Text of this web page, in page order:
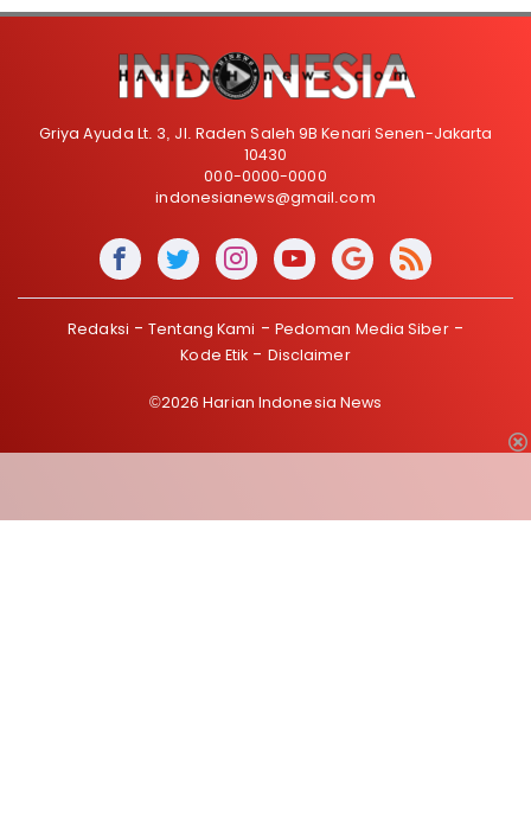
Griya Ayuda Lt. 3, Jl. Raden Saleh 9B Kenari Senen-Jakarta
10430
000-0000-0000
indonesianews@gmail.com
Redaksi Tentang Kami
Pedoman Media Siber
Kode Etik
Disclaimer
©2026 Harian Indonesia News